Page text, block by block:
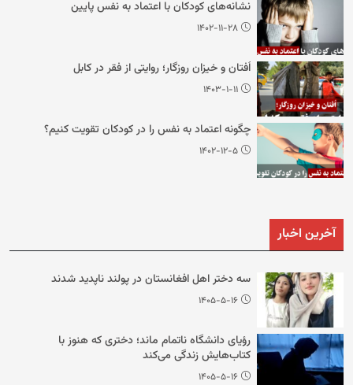
نشانه‌های کودکان با اعتماد به نفس پایین
۱۴۰۲-۱۱-۲۸
اُفتان و خیزان روزگار؛ روایتی از فقر در کابل
۱۴۰۳-۱-۱۱
چگونه اعتماد به نفس را در کودکان تقویت کنیم؟
۱۴۰۲-۱۲-۵
آخرین اخبار
سه دختر اهل افغانستان در پولند ناپدید شدند
۱۴۰۵-۵-۱۶
رؤیای دانشگاه ناتمام ماند؛ دختری که هنوز با
کتاب‌هایش زندگی می‌کند
۱۴۰۵-۵-۱۶